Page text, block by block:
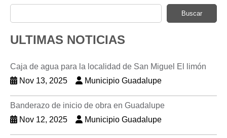
Buscar
ULTIMAS NOTICIAS
Caja de agua para la localidad de San Miguel El limón
Nov 13, 2025
Municipio Guadalupe
Banderazo de inicio de obra en Guadalupe
Nov 12, 2025
Municipio Guadalupe